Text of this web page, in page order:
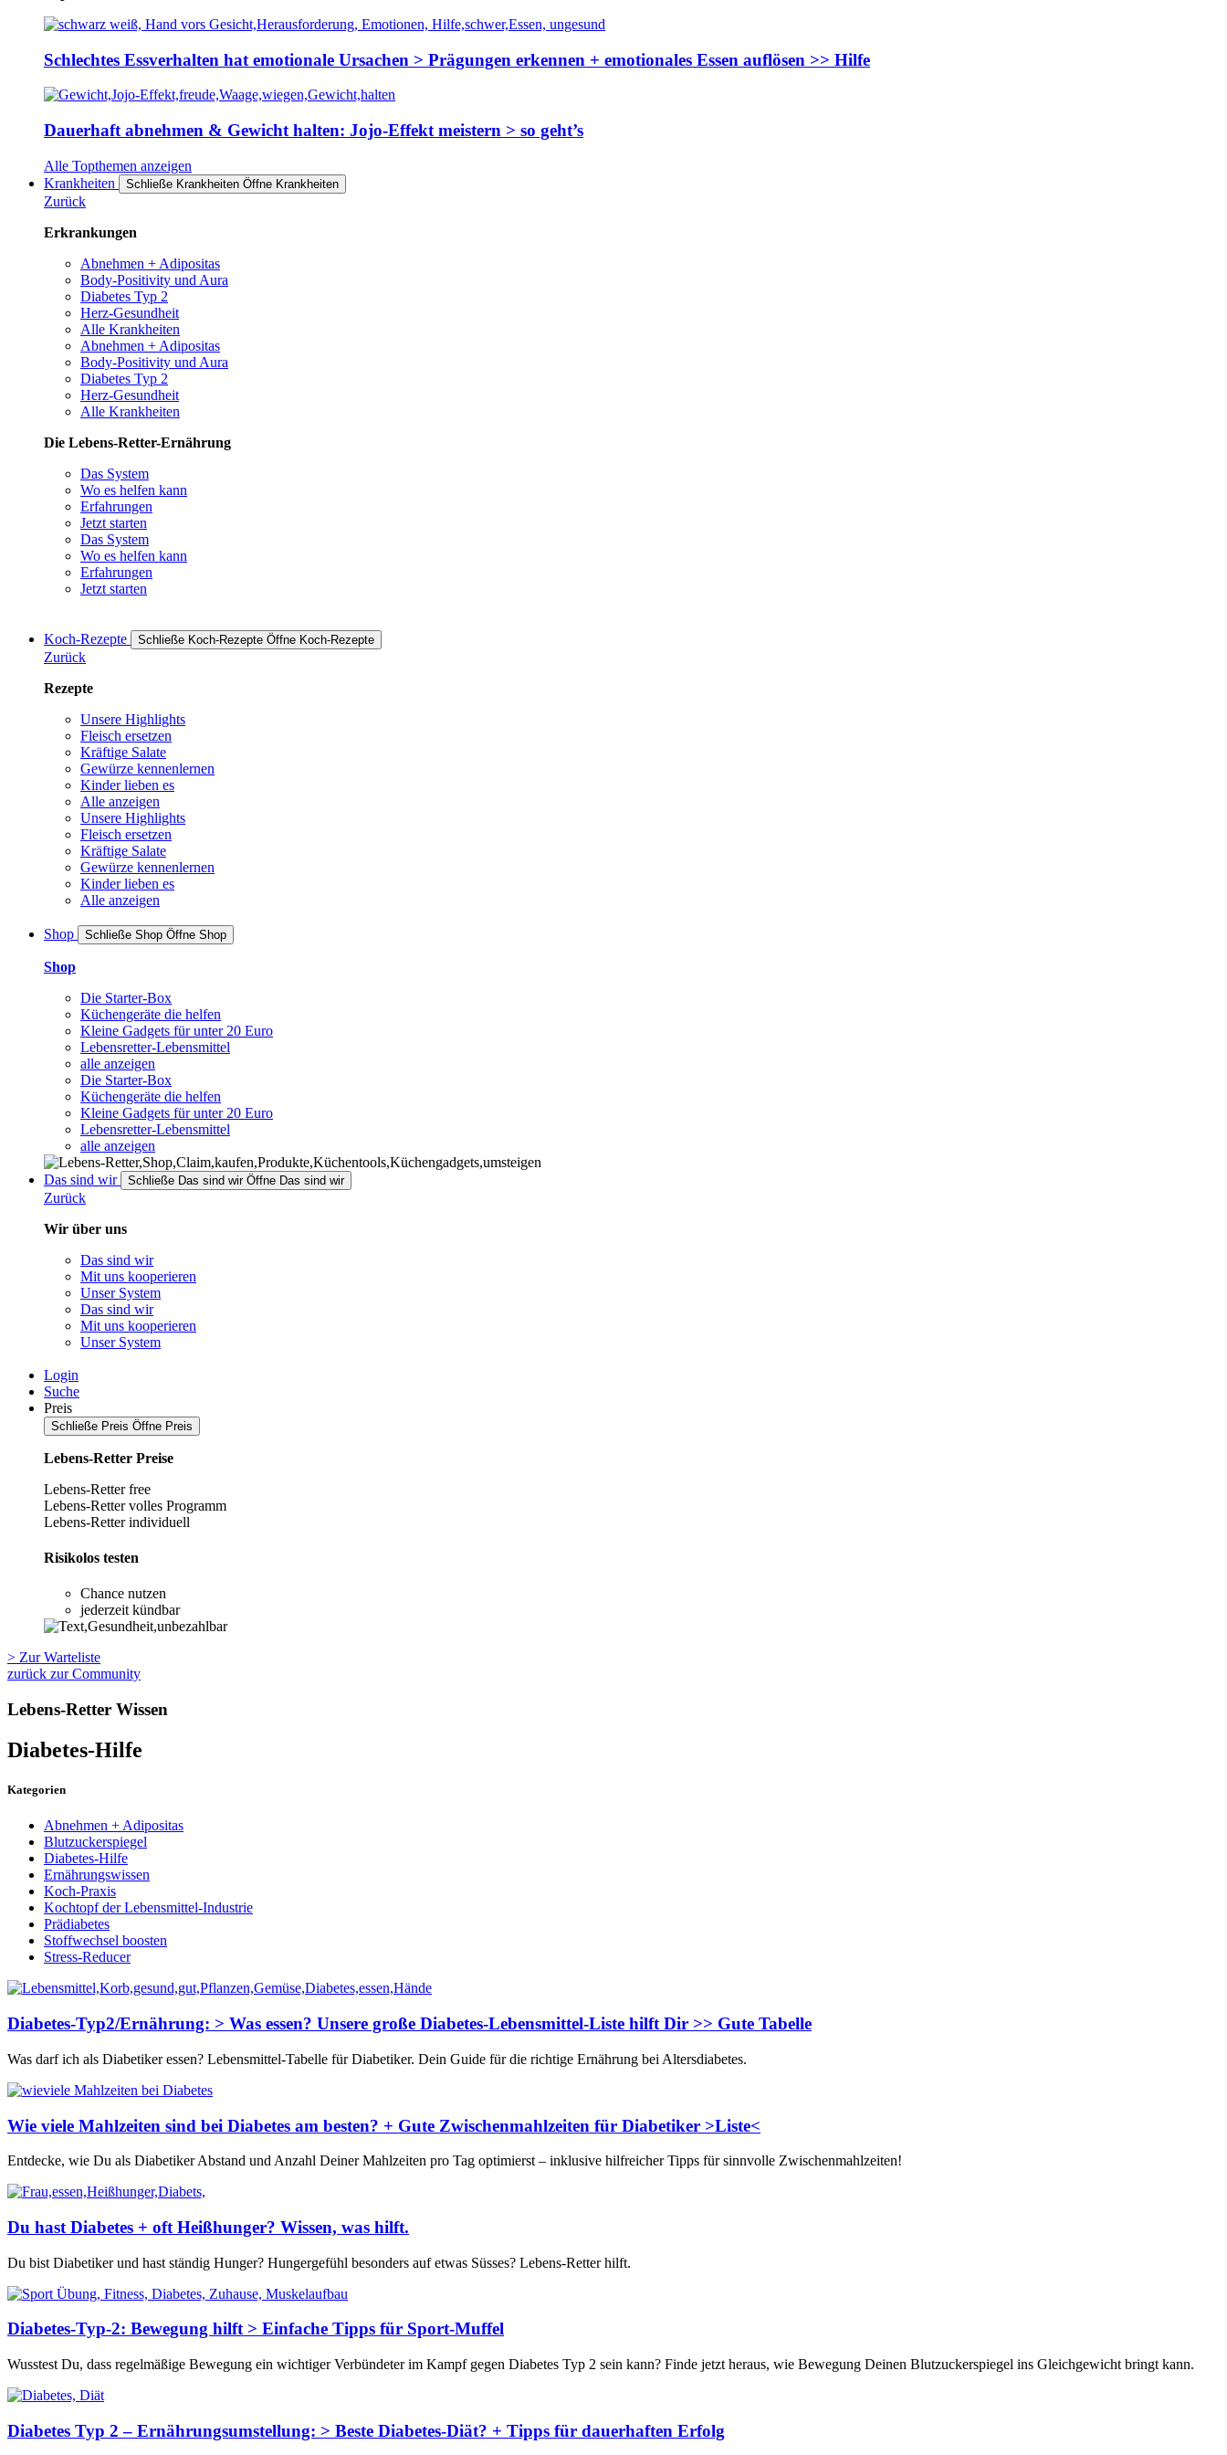
Schlechtes Essverhalten hat emotionale Ursachen > Prägungen erkennen + emotionales Essen auflösen >> Hilfe
Dauerhaft abnehmen & Gewicht halten: Jojo-Effekt meistern > so geht’s
Alle Topthemen anzeigen
Krankheiten
Schließe Krankheiten Öffne Krankheiten
Zurück
Erkrankungen
Abnehmen + Adipositas
Body-Positivity und Aura
Diabetes Typ 2
Herz-Gesundheit
Alle Krankheiten
Abnehmen + Adipositas
Body-Positivity und Aura
Diabetes Typ 2
Herz-Gesundheit
Alle Krankheiten
Die Lebens-Retter-Ernährung
Das System
Wo es helfen kann
Erfahrungen
Jetzt starten
Das System
Wo es helfen kann
Erfahrungen
Jetzt starten
Koch-Rezepte Schließe Koch-Rezepte Öffne Koch-Rezepte
Zurück
Rezepte
Unsere Highlights
Fleisch ersetzen
Kräftige Salate
Gewürze kennenlernen
Kinder lieben es
Alle anzeigen
Unsere Highlights
Fleisch ersetzen
Kräftige Salate
Gewürze kennenlernen
Kinder lieben es
Alle anzeigen
Shop Schließe Shop Öffne Shop
Shop
Die Starter-Box
Küchengeräte die helfen
Kleine Gadgets für unter 20 Euro
Lebensretter-Lebensmittel
alle anzeigen
Die Starter-Box
Küchengeräte die helfen
Kleine Gadgets für unter 20 Euro
Lebensretter-Lebensmittel
alle anzeigen
Das sind wir Schließe Das sind wir Öffne Das sind wir
Zurück
Wir über uns
Das sind wir
Mit uns kooperieren
Unser System
Das sind wir
Mit uns kooperieren
Unser System
Login
Suche
Preis
Schließe Preis Öffne Preis
Lebens-Retter Preise
Lebens-Retter free
Lebens-Retter volles Programm
Lebens-Retter individuell
Risikolos testen
Chance nutzen
jederzeit kündbar
> Zur Warteliste
zurück zur Community
Lebens-Retter Wissen
Diabetes-Hilfe
Kategorien
Abnehmen + Adipositas
Blutzuckerspiegel
Diabetes-Hilfe
Ernährungswissen
Koch-Praxis
Kochtopf der Lebensmittel-Industrie
Prädiabetes
Stoffwechsel boosten
Stress-Reducer
Diabetes-Typ2/Ernährung: > Was essen? Unsere große Diabetes-Lebensmittel-Liste hilft Dir >> Gute Tabelle
Was darf ich als Diabetiker essen? Lebensmittel-Tabelle für Diabetiker. Dein Guide für die richtige Ernährung bei Altersdiabetes.
Wie viele Mahlzeiten sind bei Diabetes am besten? + Gute Zwischenmahlzeiten für Diabetiker >Liste<
Entdecke, wie Du als Diabetiker Abstand und Anzahl Deiner Mahlzeiten pro Tag optimierst – inklusive hilfreicher Tipps für sinnvolle Zwischenmahlzeiten!
Du hast Diabetes + oft Heißhunger? Wissen, was hilft.
Du bist Diabetiker und hast ständig Hunger? Hungergefühl besonders auf etwas Süsses? Lebens-Retter hilft.
Diabetes-Typ-2: Bewegung hilft > Einfache Tipps für Sport-Muffel
Wusstest Du, dass regelmäßige Bewegung ein wichtiger Verbündeter im Kampf gegen Diabetes Typ 2 sein kann? Finde jetzt heraus, wie Bewegung Deinen Blutzuckerspiegel ins Gleichgewicht bringt kann.
Diabetes Typ 2 – Ernährungs­umstellung: > Beste Diabetes-Diät? + Tipps für dauerhaften Erfolg